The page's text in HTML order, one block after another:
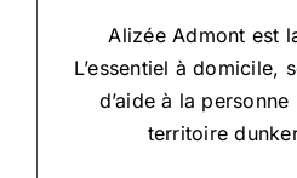
Alizée Admont est
L’essentiel à domicile,
d’aide à la
territoire